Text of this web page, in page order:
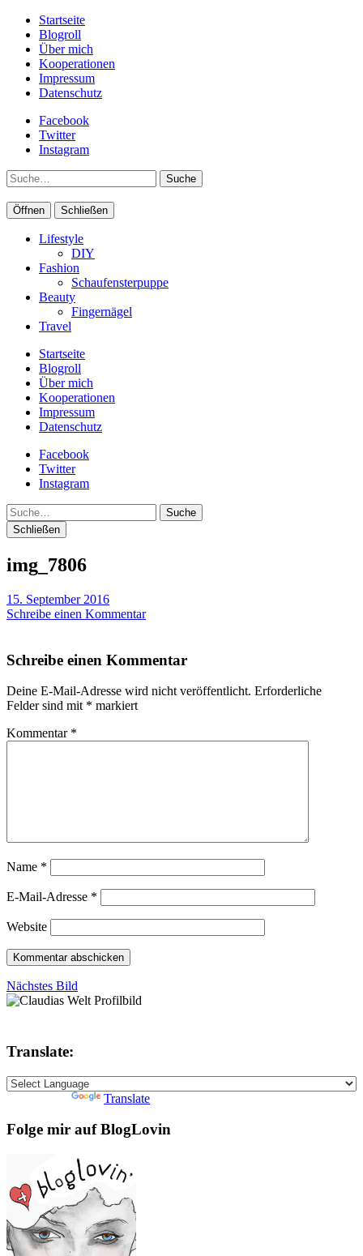
Startseite
Blogroll
Über mich
Kooperationen
Impressum
Datenschutz
Facebook
Twitter
Instagram
Suche
Öffnen Schließen
Lifestyle
DIY
Fashion
Schaufensterpuppe
Beauty
Fingernägel
Travel
Startseite
Blogroll
Über mich
Kooperationen
Impressum
Datenschutz
Facebook
Twitter
Instagram
Suche
Schließen
img_7806
15. September 2016
Schreibe einen Kommentar
Schreibe einen Kommentar
Deine E-Mail-Adresse wird nicht veröffentlicht. Erforderliche
Felder sind mit * markiert
Kommentar *
Name *
E-Mail-Adresse *
Website
Nächstes Bild
Translate:
Translate
Folge mir auf BlogLovin